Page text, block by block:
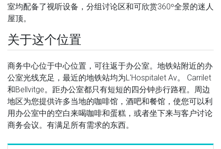
室均配备了视听设备，分组讨论区和可欣赏360º全景的迷人
屋顶。
关于这个位置
商务中心位于中心位置，可往返于办公室。地铁站附近的办
公室光线充足，最近的地铁站均为L'Hospitalet Av。 Carrilet
和Bellvitge。距办公室都只有短短的四分钟步行路程。周边
地区为您提供许多当地的咖啡馆，酒吧和餐馆，使您可以利
用办公室中的空白来喝咖啡和蛋糕，或者坐下来与客户讨论
商务会议。有满足所有需求的东西。